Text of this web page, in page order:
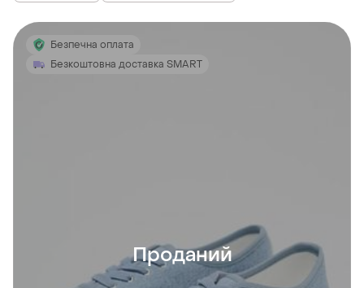
Безпечна оплата
Безкоштовна доставка SMART
Проданий